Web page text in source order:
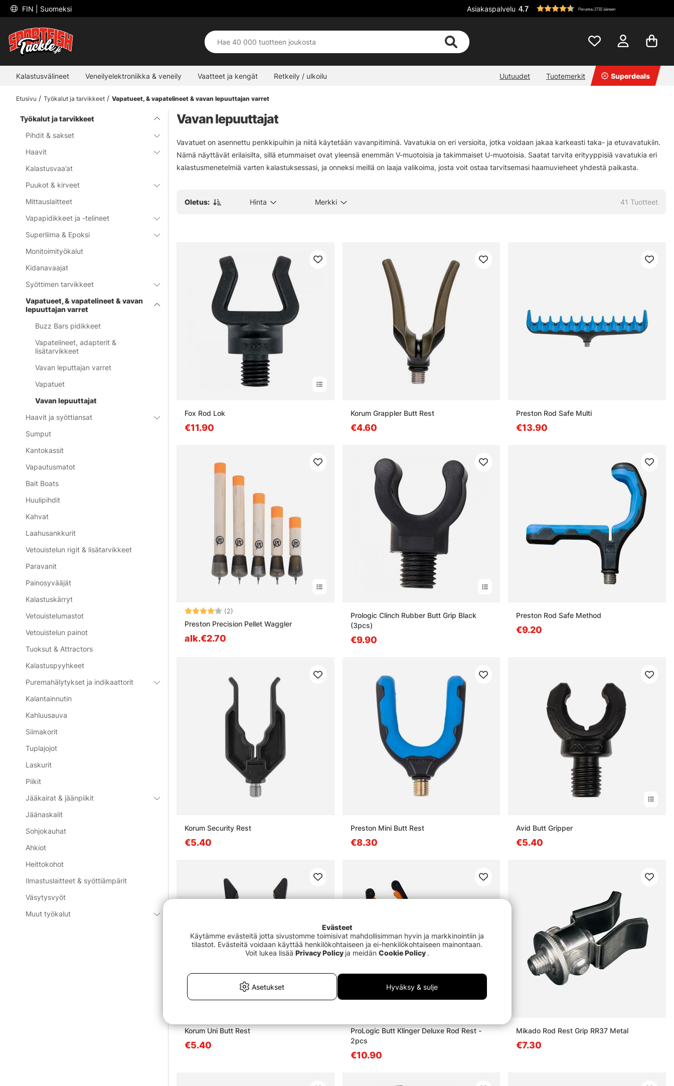
FIN | Suomeksi Asiakaspalvelu 4.7 Perustuu 2732 ääneen
Kalastusvälineet Veneilyelektroniikka & veneily Vaatteet ja kengät Retkeily / ulkoilu Uutuudet Tuotemerkit Superdeals
Etusivu Työkalut ja tarvikkeet Vapatueet, & vapatelineet & vavan lepuuttajan varret
Työkalut ja tarvikkeet
Pihdit & sakset
Haavit
Kalastusvaa’at
Puukot & kirveet
Mittauslaitteet
Vapapidikkeet ja -telineet
Superliima & Epoksi
Monitoimityökalut
Kidanavaajat
Syöttimen tarvikkeet
Vapatueet, & vapatelineet & vavan
lepuuttajan varret
Buzz Bars pidikkeet
Vapatelineet, adapterit &
lisätarvikkeet
Vavan leputtajan varret
Vapatuet
Vavan lepuuttajat
Haavit ja syöttiansat
Sumput
Kantokassit
Vapautusmatot
Bait Boats
Huulipihdit
Kahvat
Laahusankkurit
Vetouistelun rigit & lisätarvikkeet
Paravanit
Painosyvääjät
Kalastuskärryt
Vetouistelumastot
Vetouistelun painot
Tuoksut & Attractors
Kalastuspyyhkeet
Puremahälytykset ja indikaattorit
Kalantainnutin
Kahluusauva
Siimakorit
Tuplajojot
Laskurit
Piikit
Jääkairat & jäänpiikit
Jäänaskalit
Sohjokauhat
Ahkiot
Heittokohot
Ilmastuslaitteet & syöttiämpärit
Väsytysvyöt
Muut työkalut
Vavan lepuuttajat
Vavatuet on asennettu penkkipuihin ja niitä käytetään vavanpitiminä. Vavatukia on eri versioita, jotka voidaan jakaa karkeasti taka- ja etuvavatukiin.
Nämä näyttävät erilaisilta, sillä etummaiset ovat yleensä enemmän V-muotoisia ja takimmaiset U-muotoisia. Saatat tarvita erityyppisiä vavatukia eri
kalastusmenetelmiä varten kalastuksessasi, ja onneksi meillä on laaja valikoima, josta voit ostaa tarvitsemasi haamuvieheet yhdestä paikasta.
Oletus: Hinta Merkki 41 Tuotteet
Fox Rod Lok
€11.90
Korum Grappler Butt Rest
€4.60
Preston Rod Safe Multi
€13.90
Arvio: (2)
Preston Precision Pellet Waggler
alk.€2.70
Prologic Clinch Rubber Butt Grip Black
(3pcs)
€9.90
Preston Rod Safe Method
€9.20
Korum Security Rest
€5.40
Preston Mini Butt Rest
€8.30
Avid Butt Gripper
€5.40
Korum Uni Butt Rest
€5.40
ProLogic Butt Klinger Deluxe Rod Rest -
2pcs
€10.90
Mikado Rod Rest Grip RR37 Metal
€7.30
Evästeet
Käytämme evästeitä jotta sivustomme toimisivat mahdollisimman hyvin ja markkinointiin ja
tilastot. Evästeitä voidaan käyttää henkilökohtaiseen ja ei-henkilökohtaiseen mainontaan.
Voit lukea lisää Privacy Policy ja meidän Cookie Policy .
Asetukset Hyväksy & sulje